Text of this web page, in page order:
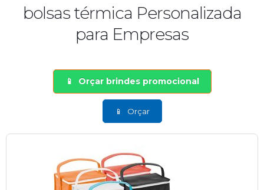
bolsas térmica Personalizada
para Empresas
Orçar brindes promocional
Orçar